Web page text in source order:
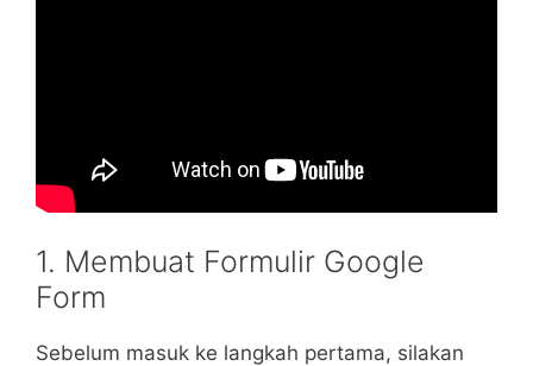
1. Membuat Formulir Google
Form
Sebelum masuk ke langkah pertama, silakan